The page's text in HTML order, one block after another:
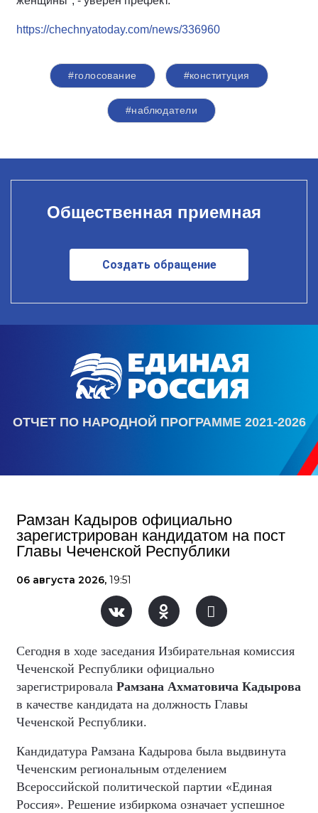
https://chechnyatoday.com/news/336960
#голосование #конституция
#наблюдатели
Общественная приемная
Создать обращение
ОТЧЕТ ПО НАРОДНОЙ ПРОГРАММЕ 2021-2026
Рамзан Кадыров официально
зарегистрирован кандидатом на пост
Главы Чеченской Республики
06 августа 2026, 19:51
Сегодня в ходе заседания Избирательная комиссия
Чеченской Республики официально
зарегистрировала Рамзана Ахматовича Кадырова
в качестве кандидата на должность Главы
Чеченской Республики.
Кандидатура Рамзана Кадырова была выдвинута
Чеченским региональным отделением
Всероссийской политической партии «Единая
Россия». Решение избиркома означает успешное